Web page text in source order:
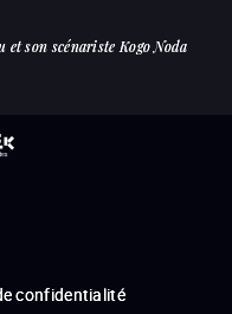
et son scénariste Kogo Noda
confidentialité